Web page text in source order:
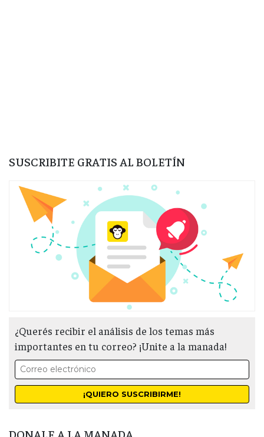
SUSCRIBITE GRATIS AL BOLETÍN
¿Querés recibir el análisis de los temas más
importantes en tu correo? ¡Unite a la manada!
DONALE A LA MANADA